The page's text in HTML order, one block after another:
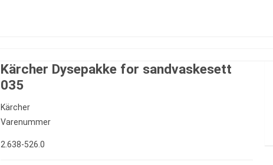
Kärcher Dysepakke for sandvaskesett
035
Kärcher
Varenummer
2.638-526.0